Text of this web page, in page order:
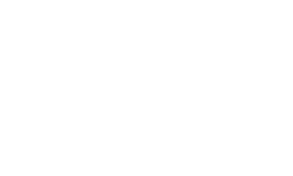
התחלות, עפרונות, סט גלויות